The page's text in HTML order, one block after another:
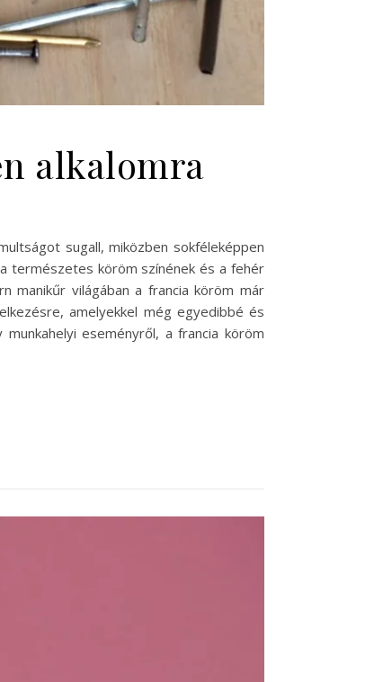
alkalomra
sugall, miközben sokféleképpen
természetes köröm színének és a fehér
manikűr világában a francia köröm már
amelyekkel még egyedibbé és
eseményről, a francia köröm